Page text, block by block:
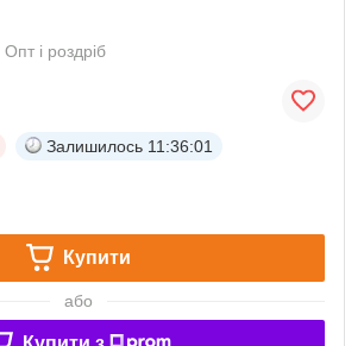
Опт і роздріб
Залишилось 11:36:01
Купити
або